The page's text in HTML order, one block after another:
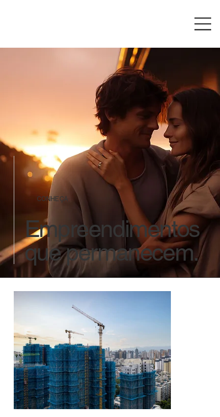
CONHEÇA
Empreendimentos
que permanecem.